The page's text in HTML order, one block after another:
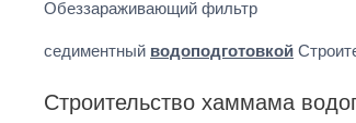
Обеззараживающий фильтр
седиментный водоподготовкой
Строительство хаммама